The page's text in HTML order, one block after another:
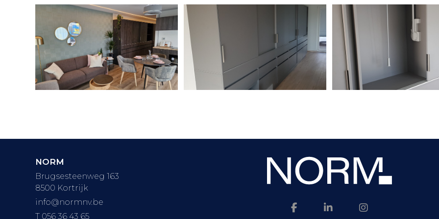
NORM
Brugsesteenweg 163
8500 Kortrijk
info@normnv.be
T 056 36 43 65